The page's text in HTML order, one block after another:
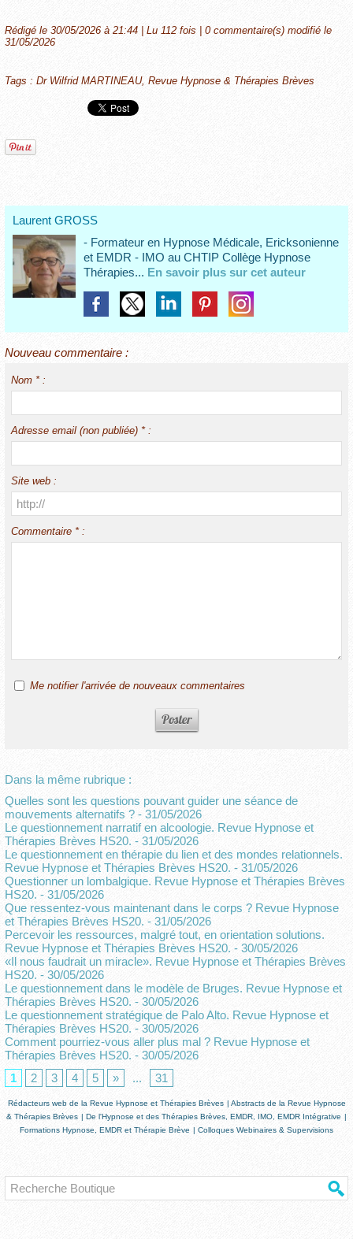
Rédigé le 30/05/2026 à 21:44 | Lu 112 fois | 0commentaire(s) modifié le
31/05/2026
Tags : Dr Wilfrid MARTINEAU, Revue Hypnose & Thérapies Brèves
Laurent GROSS
- Formateur en Hypnose Médicale, Ericksonienne
et EMDR - IMO au CHTIP Collège Hypnose
Thérapies... En savoir plus sur cet auteur
Nouveau commentaire :
Nom * :
Adresse email (non publiée) * :
Site web :
Commentaire * :
Me notifier l'arrivée de nouveaux commentaires
Dans la même rubrique :
Quelles sont les questions pouvant guider une séance de
mouvements alternatifs ? - 31/05/2026
Le questionnement narratif en alcoologie. Revue Hypnose et
Thérapies Brèves HS20. - 31/05/2026
Le questionnement en thérapie du lien et des mondes relationnels.
Revue Hypnose et Thérapies Brèves HS20. - 31/05/2026
Questionner un lombalgique. Revue Hypnose et Thérapies Brèves
HS20. - 31/05/2026
Que ressentez-vous maintenant dans le corps ? Revue Hypnose
et Thérapies Brèves HS20. - 31/05/2026
Percevoir les ressources, malgré tout, en orientation solutions.
Revue Hypnose et Thérapies Brèves HS20. - 30/05/2026
«Il nous faudrait un miracle». Revue Hypnose et Thérapies Brèves
HS20. - 30/05/2026
Le questionnement dans le modèle de Bruges. Revue Hypnose et
Thérapies Brèves HS20. - 30/05/2026
Le questionnement stratégique de Palo Alto. Revue Hypnose et
Thérapies Brèves HS20. - 30/05/2026
Comment pourriez-vous aller plus mal ? Revue Hypnose et
Thérapies Brèves HS20. - 30/05/2026
1
2 3 4 5 » ... 31
Rédacteurs web de la Revue Hypnose et Thérapies Brèves | Abstracts de la Revue Hypnose
& Thérapies Brèves | De l'Hypnose et des Thérapies Brèves, EMDR, IMO, EMDR Intégrative |
Formations Hypnose, EMDR et Thérapie Brève | Colloques Webinaires & Supervisions